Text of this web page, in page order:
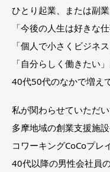
ひとり起業、または副
「今後の人生は好きな
「個人で小さくビジネ
「自分らしく働きたい
40代50代のなかで増え
私が関わらせていただ
多摩地域の創業支援施
コワーキングCoCoプレ
40代以降の男性会社員